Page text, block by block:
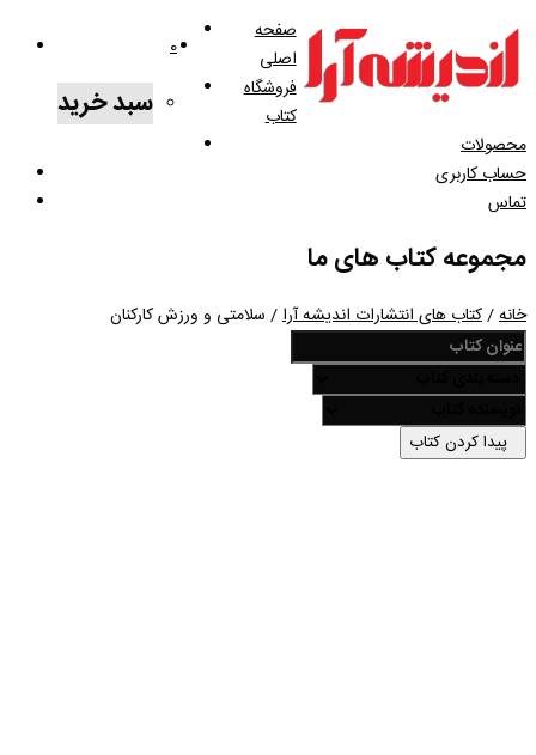
0
سبد خرید
صفحه
اصلی
فروشگاه
کتاب
محصولات
حساب کاربری
تماس
مجموعه کتاب های ما
خانه/کتاب های انتشارات اندیشه آرا/ سلامتی و ورزش کارکنان